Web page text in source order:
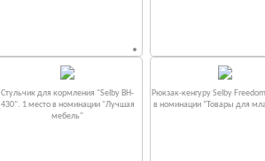
Стульчик для кормления "Selby BH-
430". 1 место в номинации "Лучшая
мебель"
Рюкзак-кенгуру Selby
в номинации “Товары для